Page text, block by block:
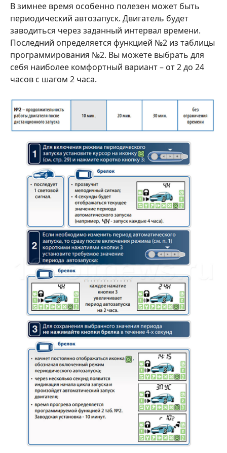
В зимнее время особенно полезен может быть
периодический автозапуск. Двигатель будет
заводиться через заданный интервал времени.
Последний определяется функцией №2 из таблицы
программирования №2. Вы можете выбрать для
себя наиболее комфортный вариант – от 2 до 24
часов с шагом 2 часа.